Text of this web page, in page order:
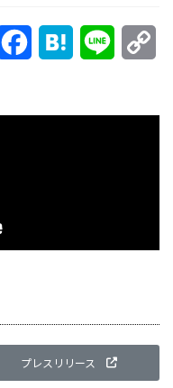
Twitter FacebookHatena Line
プレスリリース